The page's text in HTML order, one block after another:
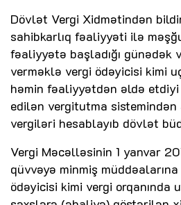
Dövlət Vergi Xidmətindən
sahibkarlıq fəaliyyəti ilə
fəaliyyətə başladığı günədək
verməklə vergi ödəyicisi kimi
həmin fəaliyyətdən əldə
edilən vergitutma sistemindən
vergiləri hesablayıb dövlət
Vergi Məcəlləsinin 1 yanvar
qüvvəyə minmiş
ödəyicisi kimi vergi orqanında